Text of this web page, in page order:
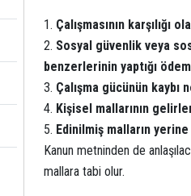
Çalışmasının karşılığı
Sosyal güvenlik veya
benzerlerinin yaptığı
Çalışma gücünün
Kişisel mallarının
Edinilmiş malların
Kanun metninden de
mallara tabi olur.